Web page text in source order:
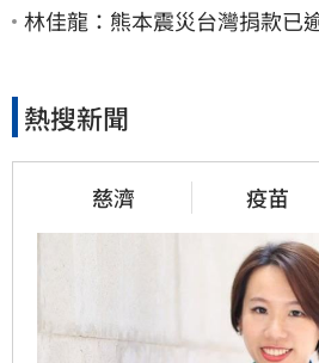
林佳龍：熊本震災台灣捐款已
熱搜新聞
慈濟 疫苗